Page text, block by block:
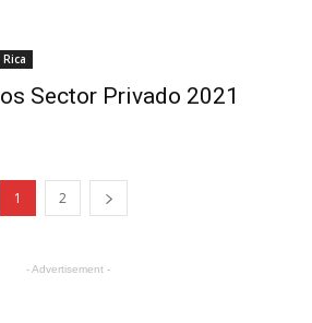
Sector Privado 2021
1 2
- Advertisement -